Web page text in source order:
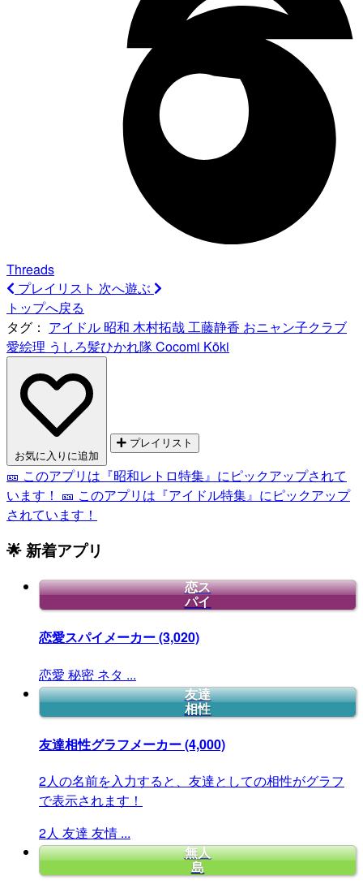
Threads
プレイリスト 次へ遊ぶ
トップへ戻る
タグ： アイドル 昭和 木村拓哉 工藤静香 おニャン子クラブ
愛絵理 うしろ髪ひかれ隊Cocomi Kōki
お気に入りに追加
プレイリスト
🎫 このアプリは『昭和レトロ特集』にピックアップされて
います！ 🎫 このアプリは『アイドル特集』にピックアップ
されています！
🌟 新着アプリ
恋ス
パイ
恋愛スパイメーカー(3,020)
恋愛 秘密 ネタ ...
友達
相性
友達相性グラフメーカー(4,000)
2人の名前を入力すると、友達としての相性がグラフ
で表示されます！
2人 友達 友情 ...
無人
島